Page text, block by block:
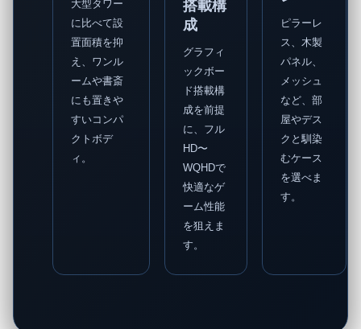
大型タワー
に比べて設
置面積を抑
え、ワンル
ームや書斎
にも置きや
すいコンパ
クトボデ
ィ。
搭載構
成
グラフィ
ックボー
ド搭載構
成を前提
に、フル
HD〜
WQHDで
快適なゲ
ーム性能
を狙えま
す。
ピラーレ
ス、木製
パネル、
メッシュ
など、部
屋やデス
クと馴染
むケース
を選べま
す。